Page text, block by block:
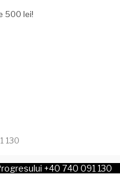
500 lei!
130
+40 740 091 130